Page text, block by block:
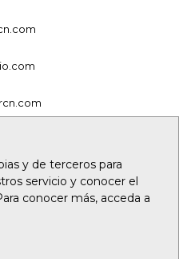
y de terceros para
servicio y conocer el
conocer más, acceda a
Lülle - oal.com.co